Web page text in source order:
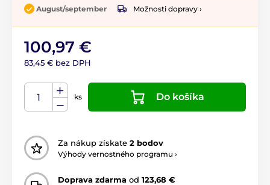
August/september Možnosti dopravy ›
100,97 €
83,45 € bez DPH
ks Do košíka
Za nákup získate 2 bodov
Výhody vernostného programu ›
Doprava zdarma od 123,68 €